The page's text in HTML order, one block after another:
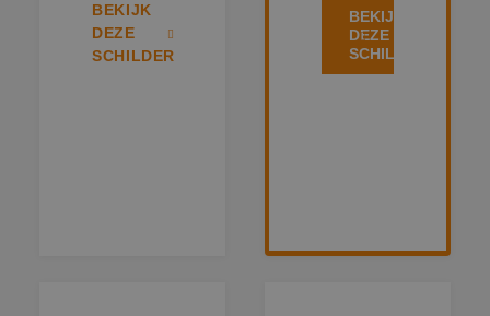
BEKIJK
DEZE
SCHILDER
BEKIJK
DEZE
SCHILDER